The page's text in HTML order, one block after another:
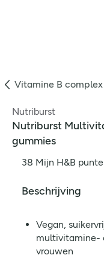
Vitamine B complex
Nutriburst
Nutriburst
gummies
38 Mijn H&B
Beschrijving
Vegan,
multivitamine-
vrouwen